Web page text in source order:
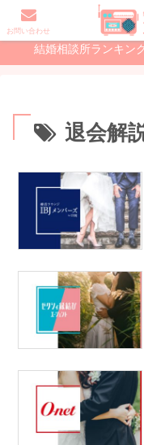
初めての婚活で読む記
結婚相談所ランキン
退会解
お問い合わせ